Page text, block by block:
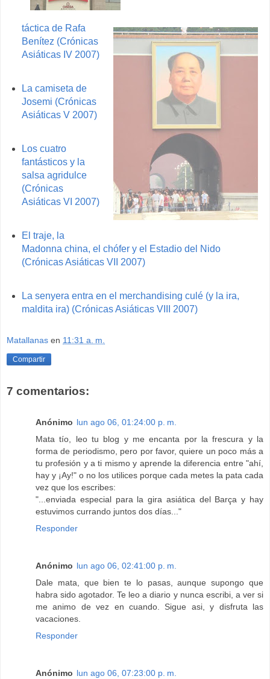
táctica de Rafa
Benítez (Crónicas
Asiáticas IV 2007)
La camiseta de
Josemi (Crónicas
Asiáticas V 2007)
Los cuatro
fantásticos y la
salsa agridulce
(Crónicas
Asiáticas VI 2007)
El traje, la
Madonna china, el chófer y el Estadio del Nido
(Crónicas Asiáticas VII 2007)
La senyera entra en el merchandising culé (y la ira,
maldita ira) (Crónicas Asiáticas VIII 2007)
Matallanas en 11:31 a. m.
Compartir
7 comentarios:
Anónimo lun ago 06, 01:24:00 p. m.
Mata tío, leo tu blog y me encanta por la frescura y la
forma de periodismo, pero por favor, quiere un poco más a
tu profesión y a ti mismo y aprende la diferencia entre "ahí,
hay y ¡Ay!" o no los utilices porque cada metes la pata cada
vez que los escribes:
"...enviada especial para la gira asiática del Barça y hay
estuvimos currando juntos dos días..."
Responder
Anónimo lun ago 06, 02:41:00 p. m.
Dale mata, que bien te lo pasas, aunque supongo que
habra sido agotador. Te leo a diario y nunca escribi, a ver si
me animo de vez en cuando. Sigue asi, y disfruta las
vacaciones.
Responder
Anónimo lun ago 06, 07:23:00 p. m.